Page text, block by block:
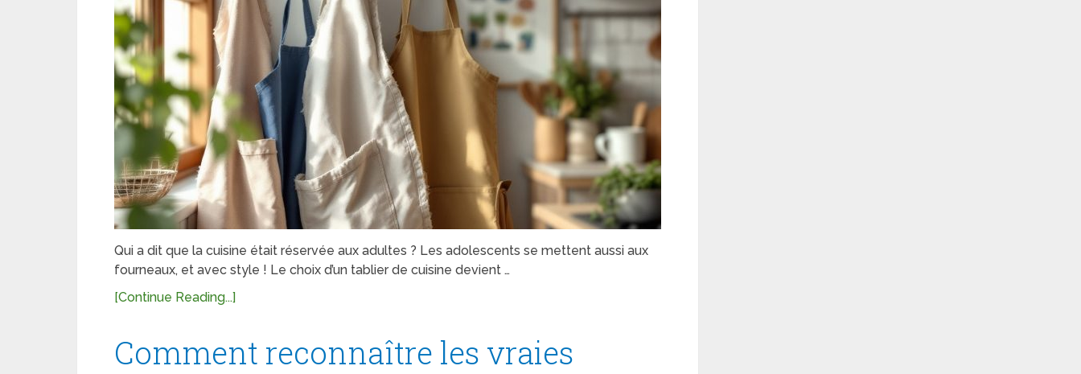
Qui a dit que la cuisine était réservée aux adultes ? Les adolescents se mettent aussi aux
fourneaux, et avec style ! Le choix d’un tablier de cuisine devient …
[Continue Reading...]
Comment reconnaître les vraies